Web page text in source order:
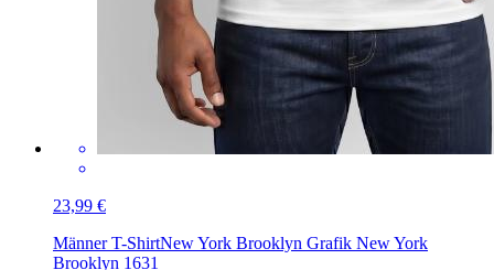
23,99 €
Männer T-ShirtNew York Brooklyn Grafik New York
Brooklyn 1631